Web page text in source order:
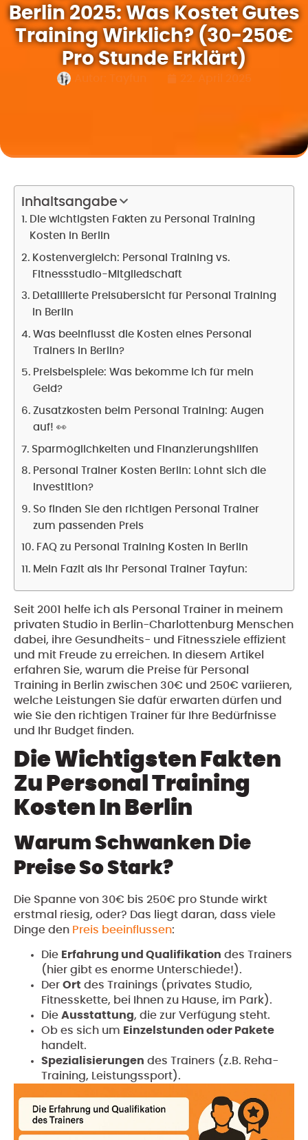
Berlin 2025: Was Kostet Gutes
Training Wirklich? (30-250€
Pro Stunde Erklärt)
Inhaltsangabe
Die wichtigsten Fakten zu Personal Training
Kosten in Berlin
Kostenvergleich: Personal Training vs.
Fitnessstudio-Mitgliedschaft
Detaillierte Preisübersicht für Personal Training
in Berlin
Was beeinflusst die Kosten eines Personal
Trainers in Berlin?
Preisbeispiele: Was bekomme ich für mein
Geld?
Zusatzkosten beim Personal Training: Augen
auf! 👀
Sparmöglichkeiten und Finanzierungshilfen
Personal Trainer Kosten Berlin: Lohnt sich die
Investition?
So finden Sie den richtigen Personal Trainer
zum passenden Preis
FAQ zu Personal Training Kosten in Berlin
Mein Fazit als Ihr Personal Trainer Tayfun:
Seit 2001 helfe ich als Personal Trainer in meinem
privaten Studio in Berlin-Charlottenburg Menschen
dabei, ihre Gesundheits- und Fitnessziele effizient
und mit Freude zu erreichen. In diesem Artikel
erfahren Sie, warum die Preise für Personal
Training in Berlin zwischen 30€ und 250€ variieren,
welche Leistungen Sie dafür erwarten dürfen und
wie Sie den richtigen Trainer für Ihre Bedürfnisse
und Ihr Budget finden.
Die Wichtigsten Fakten
Zu Personal Training
Kosten In Berlin
Warum Schwanken Die
Preise So Stark?
Die Spanne von 30€ bis 250€ pro Stunde wirkt
erstmal riesig, oder? Das liegt daran, dass viele
Dinge den Preis beeinflussen:
Die Erfahrung und Qualifikation des Trainers
(hier gibt es enorme Unterschiede!).
Der Ort des Trainings (privates Studio,
Fitnesskette, bei Ihnen zu Hause, im Park).
Die Ausstattung, die zur Verfügung steht.
Ob es sich um Einzelstunden oder Pakete
handelt.
Spezialisierungen des Trainers (z.B. Reha-
Training, Leistungssport).